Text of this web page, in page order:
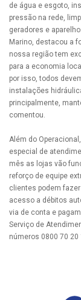
de água e esgoto,
pressão na rede,
geradores e
Marino, destacou a
nossa região tem
para a economia
por isso, todos
instalações
principalmente,
comentou.
Além do
especial de
mês as lojas vão
reforço de equipe
clientes podem fazer
acesso a débitos
via de conta e
Serviço de
números 0800 70 20